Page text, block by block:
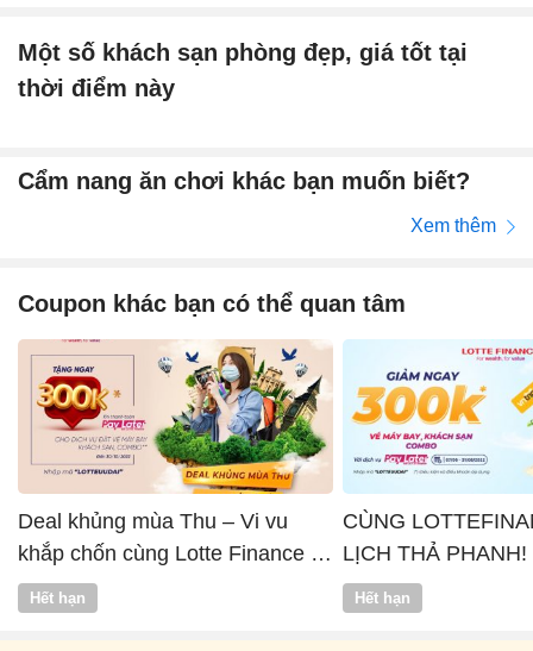
Một số khách sạn phòng đẹp, giá tốt tại
thời điểm này
Cẩm nang ăn chơi khác bạn muốn biết?
Xem thêm
Coupon khác bạn có thể quan tâm
Deal khủng mùa Thu – Vi vu
khắp chốn cùng Lotte Finance x
Vntrip
Hết hạn
CÙNG
LỊCH THẢ PHANH!
Hết hạn